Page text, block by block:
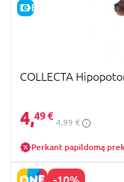
E-KAINA
COLLECTA
4,49 €
4,99 €
Perkant papildomą